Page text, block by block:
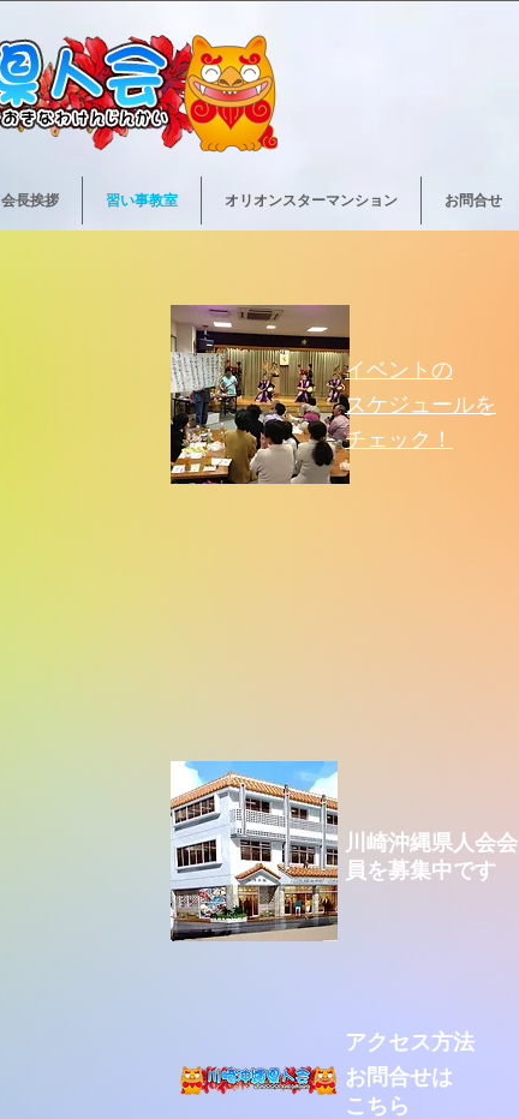
会長挨拶 習い事教室 オリオンスターマンション お問合せ
イベントの
スケジュールを
チェック！
川崎沖縄県人会会
員を募集中です
アクセス方法
お問合せは
こちら